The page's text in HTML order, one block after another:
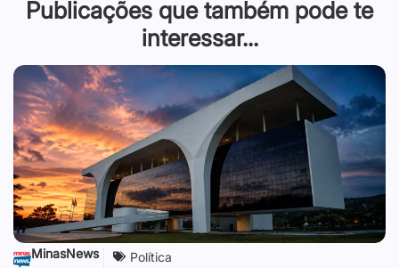
Publicações que também pode te
interessar...
MinasNews Política